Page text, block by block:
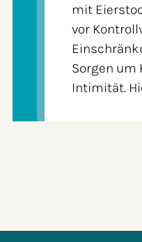
mit
vor
Sorgen um
Intimität.